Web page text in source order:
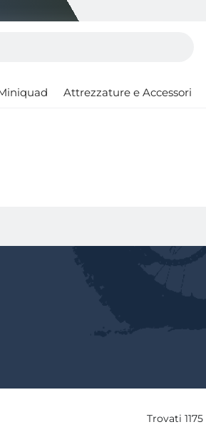
Attrezzature e Accessori
Trovati 1175